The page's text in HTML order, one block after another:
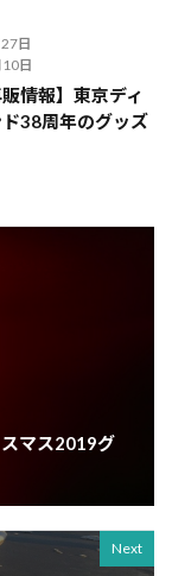
日
日
販情報】東京ディ
38周年のグッズ
マス2019グ
Next